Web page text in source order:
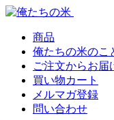
Skip
navigation
Skip
content商品
俺たちの米のこ
ご注文からお届
買い物カート
メルマガ登録
問い合わせ